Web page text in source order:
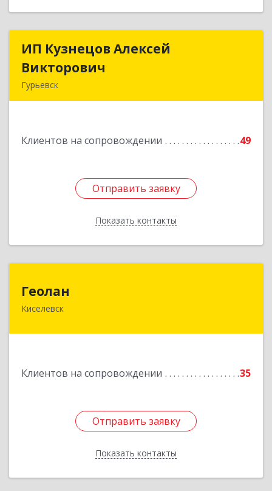
ИП Кузнецов Алексей
Викторович
Гурьевск
Клиентов на сопровождении 49
Отправить заявку
Показать контакты
ИП Кузнецов Алексей
Подробнее
Отправить заявку
Назад
Геолан
Киселевск
Клиентов на сопровождении 35
Отправить заявку
Показать контакты
Отправить заявку
Назад